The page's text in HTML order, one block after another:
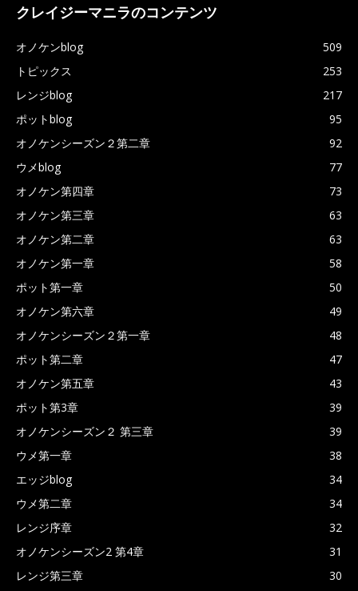
クレイジーマニラのコンテンツ
オノケンblog
509
トピックス
253
レンジblog
217
ポットblog
95
オノケンシーズン２第二章
92
ウメblog
77
オノケン第四章
73
オノケン第三章
63
オノケン第二章
63
オノケン第一章
58
ポット第一章
50
オノケン第六章
49
オノケンシーズン２第一章
48
ポット第二章
47
オノケン第五章
43
ポット第3章
39
オノケンシーズン２ 第三章
39
ウメ第一章
38
エッジblog
34
ウメ第二章
34
レンジ序章
32
オノケンシーズン2 第4章
31
レンジ第三章
30